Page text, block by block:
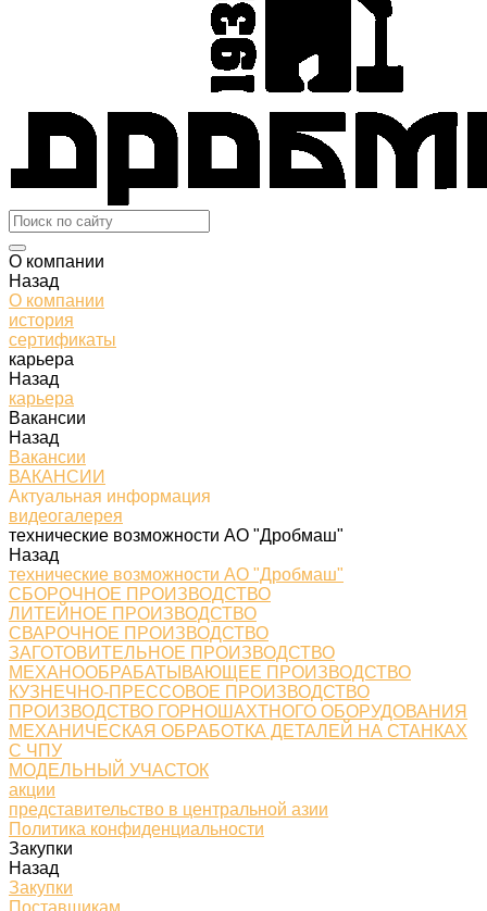
О компании
Назад
О компании
история
сертификаты
карьера
Назад
карьера
Вакансии
Назад
Вакансии
ВАКАНСИИ
Актуальная информация
видеогалерея
технические возможности АО "Дробмаш"
Назад
технические возможности АО "Дробмаш"
СБОРОЧНОЕ ПРОИЗВОДСТВО
ЛИТЕЙНОЕ ПРОИЗВОДСТВО
СВАРОЧНОЕ ПРОИЗВОДСТВО
ЗАГОТОВИТЕЛЬНОЕ ПРОИЗВОДСТВО
МЕХАНООБРАБАТЫВАЮЩЕЕ ПРОИЗВОДСТВО
КУЗНЕЧНО-ПРЕССОВОЕ ПРОИЗВОДСТВО
ПРОИЗВОДСТВО ГОРНОШАХТНОГО ОБОРУДОВАНИЯ
МЕХАНИЧЕСКАЯ ОБРАБОТКА ДЕТАЛЕЙ НА СТАНКАХ
С ЧПУ
МОДЕЛЬНЫЙ УЧАСТОК
акции
представительство в центральной азии
Политика конфиденциальности
Закупки
Назад
Закупки
Поставщикам